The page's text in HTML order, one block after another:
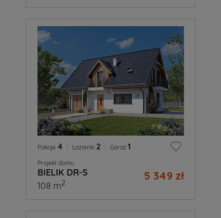
Pokoje 4 Łazienki 2 Garaż 1
Projekt domu
BIELIK DR-S 5 349 zł
108 m2